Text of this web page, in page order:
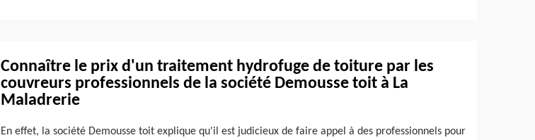
Connaître le prix d'un traitement hydrofuge de toiture par les
couvreurs professionnels de la société Demousse toit à La
Maladrerie
En effet, la société Demousse toit explique qu'il est judicieux de faire appel à des professionnels pour